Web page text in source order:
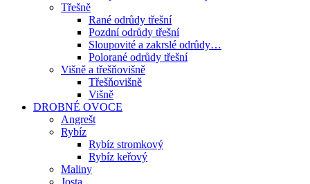
Třešně
Rané odrůdy třešní
Pozdní odrůdy třešní
Sloupovité a zakrslé odrůdy…
Polorané odrůdy třešní
Višně a třešňovišně
Třešňovišně
Višně
DROBNÉ OVOCE
Angrešt
Rybíz
Rybíz stromkový
Rybíz keřový
Maliny
Josta